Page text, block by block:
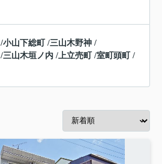
/小山下総町 /三山木野神 /
/三山木垣ノ内 /上立売町 /室町頭町
/